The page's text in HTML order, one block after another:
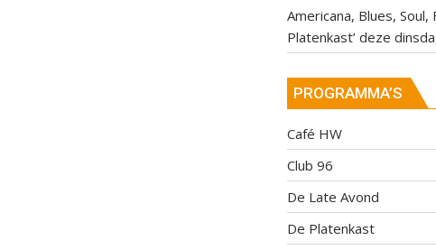
Americana, Blues, Soul,
Platenkast’ deze
PROGRAMMA’S
Café HW
Club 96
De Late Avond
De Platenkast